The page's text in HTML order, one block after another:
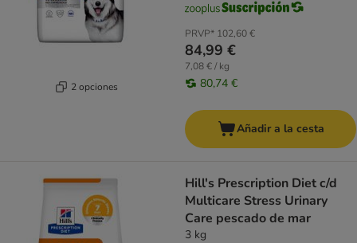
2 opciones
PRVP* 102,60 €
84,99 €
7,08 € / kg
80,74 €
Añadir a la cesta
Hill's Prescription Diet c/d
Multicare Stress Urinary
Care pescado de mar
3 kg